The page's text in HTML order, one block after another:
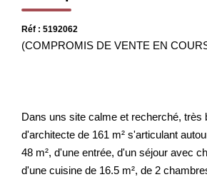
Réf : 5192062
(COMPROMIS DE VENTE EN
Dans uns site calme et recherché, très
d'architecte de 161 m² s'articulant
48 m², d'une entrée, d'un séjour avec
d'une cuisine de 16.5 m², de 2